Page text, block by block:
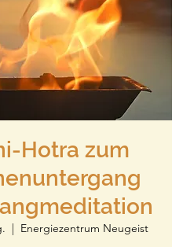
Hotra zum
  |
Energiezentrum Neugeist